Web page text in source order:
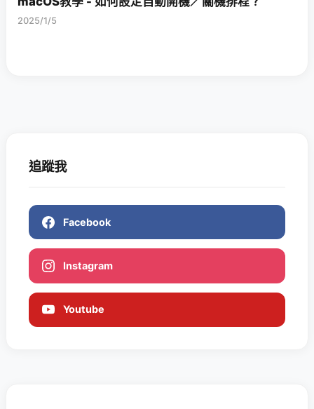
2025/1/5
追蹤我
Facebook
Instagram
Youtube